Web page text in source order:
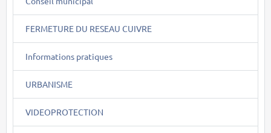
FERMETURE DU RESEAU CUIVRE
Informations pratiques
URBANISME
VIDEOPROTECTION